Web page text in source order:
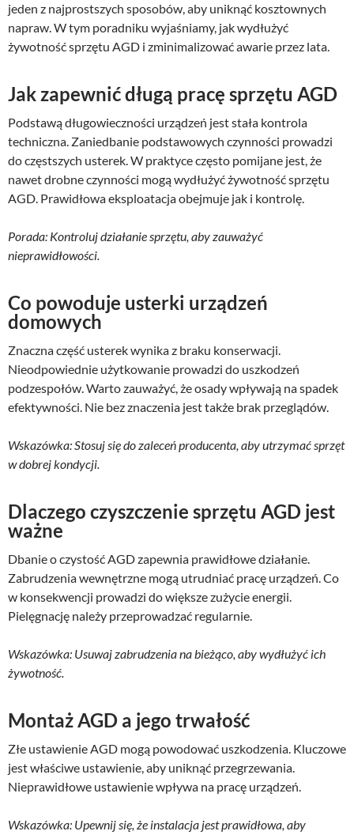
jeden z najprostszych sposobów, aby uniknąć kosztownych
napraw. W tym poradniku wyjaśniamy, jak wydłużyć
żywotność sprzętu AGD i zminimalizować awarie przez lata.
Jak zapewnić długą pracę sprzętu AGD
Podstawą długowieczności urządzeń jest stała kontrola
techniczna. Zaniedbanie podstawowych czynności prowadzi
do częstszych usterek. W praktyce często pomijane jest, że
nawet drobne czynności mogą wydłużyć żywotność sprzętu
AGD. Prawidłowa eksploatacja obejmuje jak i kontrolę.
Porada: Kontroluj działanie sprzętu, aby zauważyć
nieprawidłowości.
Co powoduje usterki urządzeń
domowych
Znaczna część usterek wynika z braku konserwacji.
Nieodpowiednie użytkowanie prowadzi do uszkodzeń
podzespołów. Warto zauważyć, że osady wpływają na spadek
efektywności. Nie bez znaczenia jest także brak przeglądów.
Wskazówka: Stosuj się do zaleceń producenta, aby utrzymać sprzęt
w dobrej kondycji.
Dlaczego czyszczenie sprzętu AGD jest
ważne
Dbanie o czystość AGD zapewnia prawidłowe działanie.
Zabrudzenia wewnętrzne mogą utrudniać pracę urządzeń. Co
w konsekwencji prowadzi do większe zużycie energii.
Pielęgnację należy przeprowadzać regularnie.
Wskazówka: Usuwaj zabrudzenia na bieżąco, aby wydłużyć ich
żywotność.
Montaż AGD a jego trwałość
Złe ustawienie AGD mogą powodować uszkodzenia. Kluczowe
jest właściwe ustawienie, aby uniknąć przegrzewania.
Nieprawidłowe ustawienie wpływa na pracę urządzeń.
Wskazówka: Upewnij się, że instalacja jest prawidłowa, aby